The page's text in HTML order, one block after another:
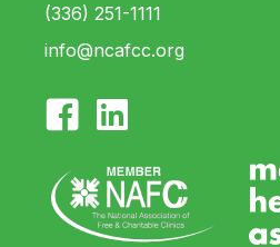
(336) 251-1111
info@ncafcc.org